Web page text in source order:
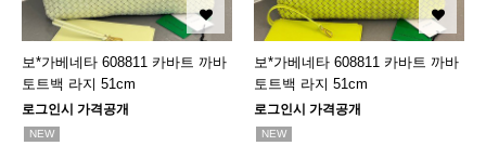
보*가베네타 608811 카바트 까바
토트백 라지 51cm
로그인시 가격공개
NEW
보*가베네타 608811 카바트 까바
토트백 라지 51cm
로그인시 가격공개
NEW